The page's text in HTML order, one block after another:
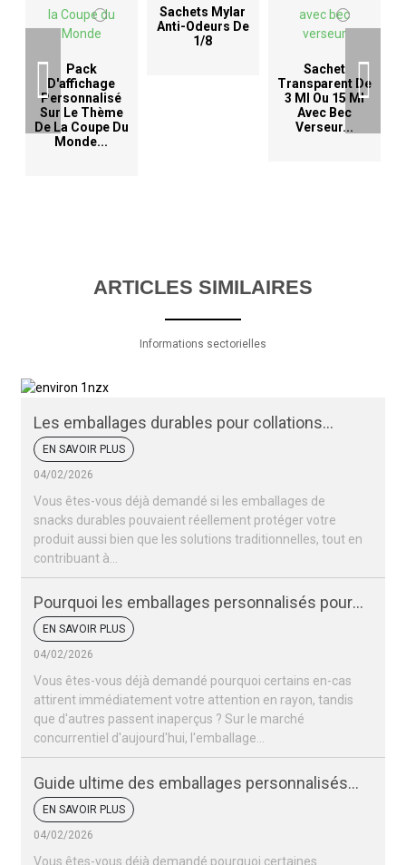
Pack
D'affichage
Personnalisé
Sur Le Thème
De La Coupe Du
Monde...
Sachets Mylar
Anti-Odeurs De
1/8
Sachet
Transparent De
3 Ml Ou 15 Ml
Avec Bec
Verseur...
ARTICLES SIMILAIRES
Informations sectorielles
Les emballages durables pour collations
peuvent-ils protéger vos produits ?
EN SAVOIR PLUS
04/02/2026
Vous êtes-vous déjà demandé si les emballages de
snacks durables pouvaient réellement protéger votre
produit aussi bien que les solutions traditionnelles, tout en
contribuant à...
Pourquoi les emballages personnalisés pour
vos snacks sont-ils si importants pour votre
marque ?
EN SAVOIR PLUS
04/02/2026
Vous êtes-vous déjà demandé pourquoi certains en-cas
attirent immédiatement votre attention en rayon, tandis
que d'autres passent inaperçus ? Sur le marché
concurrentiel d'aujourd'hui, l'emballage…
Guide ultime des emballages personnalisés
pour snacks
EN SAVOIR PLUS
04/02/2026
Vous êtes-vous déjà demandé pourquoi certaines